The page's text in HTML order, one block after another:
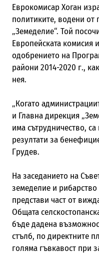
Еврокомисар Хоган
политиките, водени от
„Земеделие“. Той
Европейската комисия
одобрението на
райони 2014-2020 г.,
нея.
„Когато
и Главна дирекция
има сътрудничество,
резултати за
Грудев.
На заседанието на
земеделие и
представи част от
Общата
бъде дадена
стълб, по директните
голяма гъвкавост при